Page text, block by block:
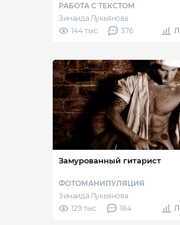
РАБОТА С ТЕКСТОМ
Зинаида Лукьянова
144 тыс.
376
Замурованный гитарист
ФОТОМАНИПУЛЯЦИЯ
Зинаида Лукьянова
129 тыс.
184